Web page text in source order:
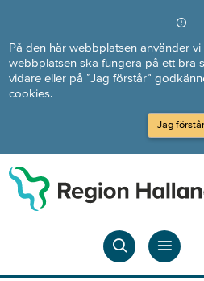
På den här webbplatsen använder
webbplatsen ska fungera på ett bra
vidare eller på ”Jag förstår”
cookies.
Jag förstår